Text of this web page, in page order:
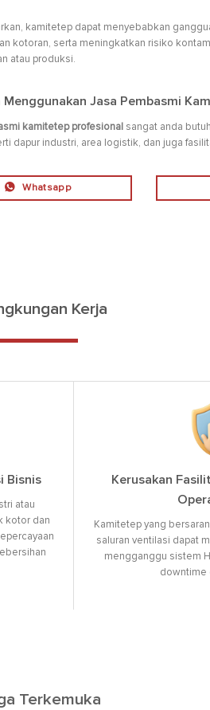
kamitetep dapat menyebabkan
kotoran, serta meningkatkan risiko
atau produksi.
Menggunakan Jasa Pembasmi
kamitetep profesional sangat anda
dapur industri, area logistik, dan juga
Whatsapp
Kerja
Bisnis
atau
kotor dan
Kerusakan
Kamitetep yang
saluran ventilasi dapat
mengganggu sistem
downtime
Terkemuka